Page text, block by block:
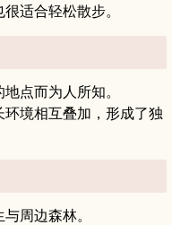
适合轻松散步。
点而为人所知。
境相互叠加，形成了独
周边森林。